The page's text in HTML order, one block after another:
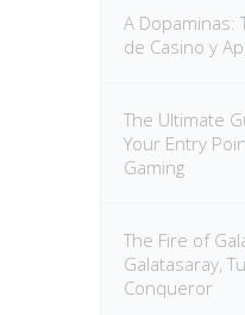
A Dopaminas:
de Casino y
The Ultimate
Your Entry
Gaming
The Fire of
Galatasaray,
Conqueror